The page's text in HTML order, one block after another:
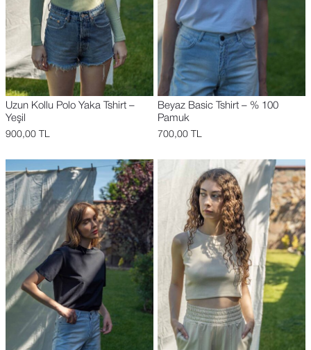
Uzun Kollu Polo Yaka Tshirt –
Yeşil
900,00 TL
Beyaz Basic Tshirt – % 100
Pamuk
700,00 TL